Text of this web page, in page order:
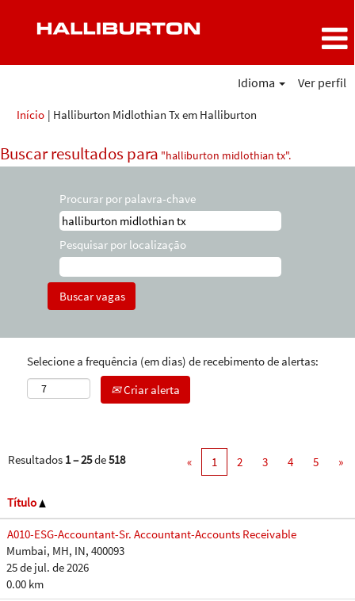
Idioma Ver perfil
Início | Halliburton Midlothian Tx em Halliburton
Buscar resultados para "halliburton midlothian tx".
Procurar por palavra-chave
Pesquisar por localização
Selecione a frequência (em dias) de recebimento de alertas:
Criar alerta
Resultados 1 – 25de518 « 1 2 3 4 5 »
Título
A010-ESG-Accountant-Sr. Accountant-Accounts Receivable
Mumbai, MH, IN, 400093
25 de jul. de 2026
0.00 km